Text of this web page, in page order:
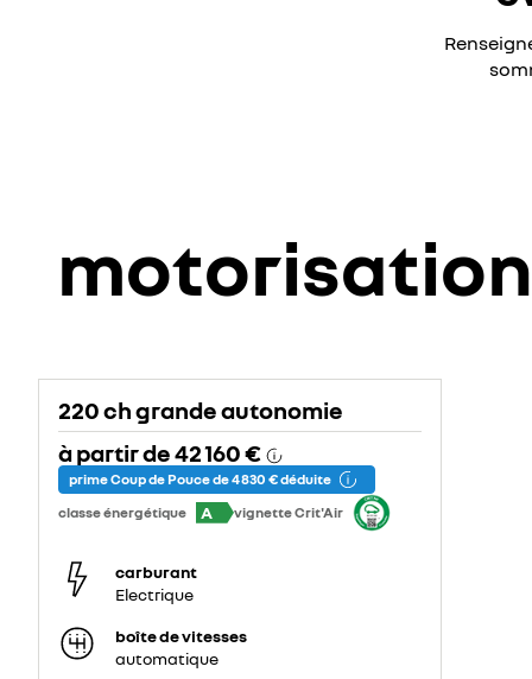
motorisation
220 ch grande autonomie
à partir de42 160 €
prime Coup de Pouce de 4 830 € déduite
classe énergétique
A vignette Crit'Air
carburant
Electrique
boîte de vitesses
automatique